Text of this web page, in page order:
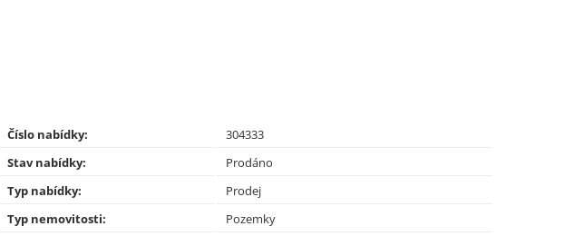
Číslo nabídky:
304333
Stav nabídky:
Prodáno
Typ nabídky:
Prodej
Typ nemovitosti:
Pozemky